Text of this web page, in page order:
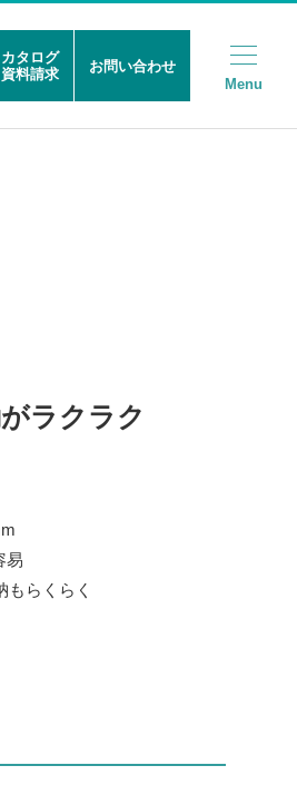
カタログ
資料請求
お問い合わせ
Menu
ラクラク
易
らくらく